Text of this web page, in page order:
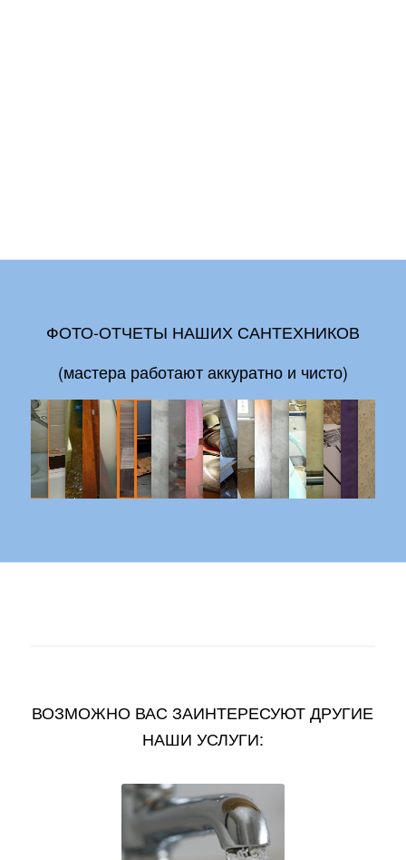
ФОТО-ОТЧЕТЫ НАШИХ САНТЕХНИКОВ
(мастера работают аккуратно и чисто)
ВОЗМОЖНО ВАС ЗАИНТЕРЕСУЮТ ДРУГИЕ
НАШИ УСЛУГИ: